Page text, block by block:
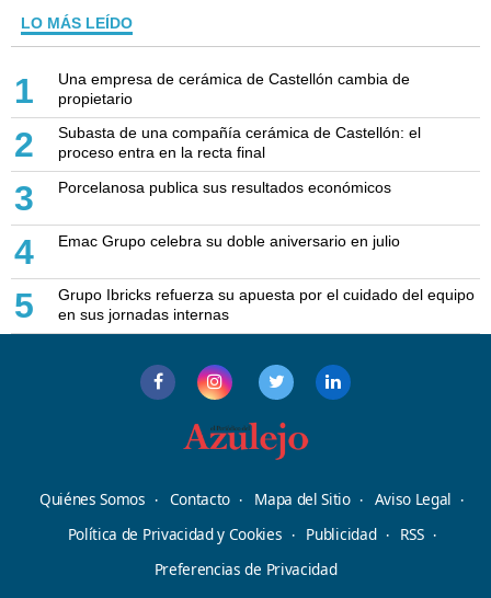
LO MÁS LEÍDO
1
Una empresa de cerámica de Castellón cambia de
propietario
2
Subasta de una compañía cerámica de Castellón: el
proceso entra en la recta final
3 Porcelanosa publica sus resultados económicos
4 Emac Grupo celebra su doble aniversario en julio
5
Grupo Ibricks refuerza su apuesta por el cuidado del equipo
en sus jornadas internas
Quiénes Somos Contacto Mapa del Sitio
Aviso Legal
Política de Privacidad y Cookies
Publicidad
RSS
Preferencias de Privacidad